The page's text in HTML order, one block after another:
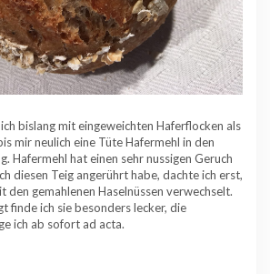
bislang mit eingeweichten Haferflocken als
mir neulich eine Tüte Hafermehl in den
Hafermehl hat einen sehr nussigen Geruch
diesen Teig angerührt habe, dachte ich erst,
den gemahlenen Haselnüssen verwechselt.
finde ich sie besonders lecker, die
ich ab sofort ad acta.